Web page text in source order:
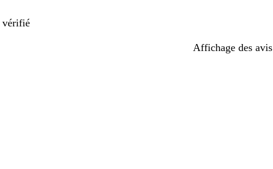
vérifié
Affichage des avis